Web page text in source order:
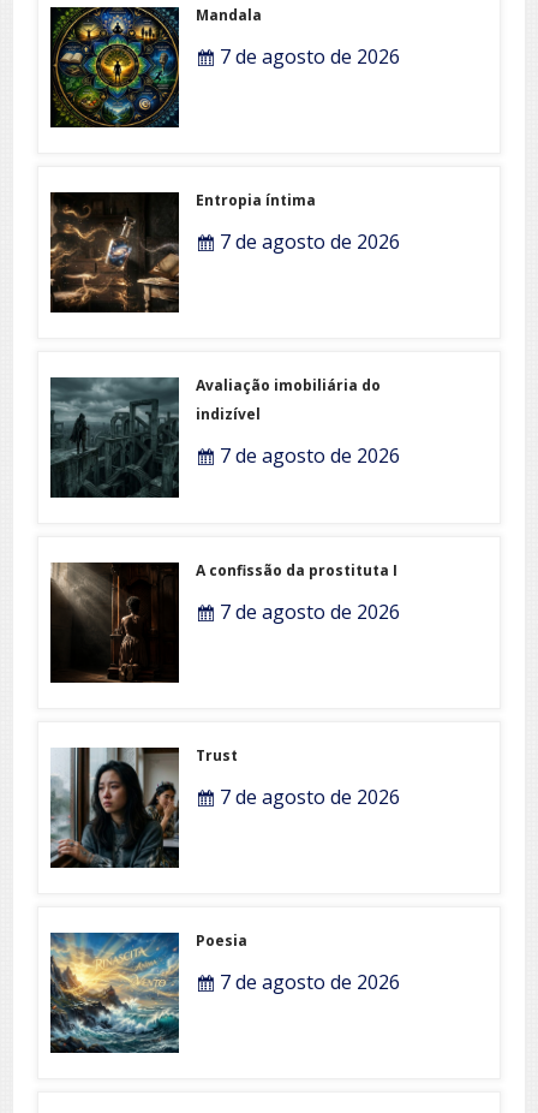
Mandala
7 de agosto de 2026
Entropia íntima
7 de agosto de 2026
Avaliação imobiliária do
indizível
7 de agosto de 2026
A confissão da prostituta I
7 de agosto de 2026
Trust
7 de agosto de 2026
Poesia
7 de agosto de 2026